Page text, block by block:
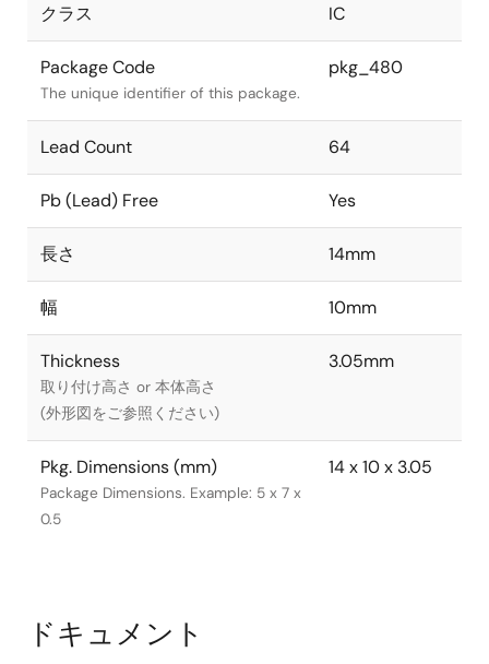
クラス IC
Package Code
The unique identifier of this package.
pkg_480
Lead Count 64
Pb (Lead) Free Yes
長さ 14mm
幅 10mm
Thickness
取り付け高さ or 本体高さ
(外形図をご参照ください)
3.05mm
Pkg. Dimensions (mm)
Package Dimensions. Example: 5 x 7 x
0.5
14 x 10 x 3.05
ドキュメント